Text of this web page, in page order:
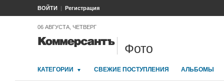
ВОЙТИ Регистрация
06 АВГУСТА, ЧЕТВЕРГ
Фото
КАТЕГОРИИ СВЕЖИЕ ПОСТУПЛЕНИЯ АЛЬБОМЫ